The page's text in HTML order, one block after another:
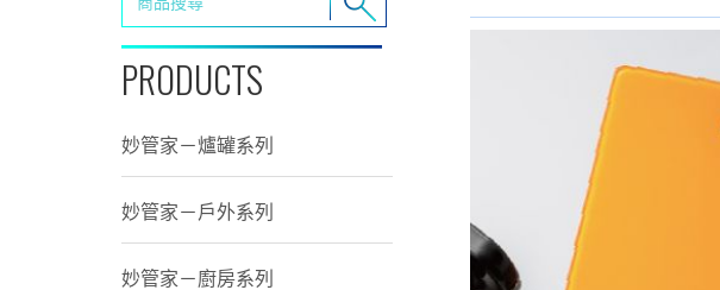
PRODUCTS
妙管家－爐罐系列
妙管家－戶外系列
妙管家－廚房系列